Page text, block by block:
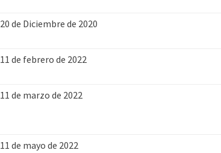
20 de Diciembre de 2020
11 de febrero de 2022
11 de marzo de 2022
11 de mayo de 2022